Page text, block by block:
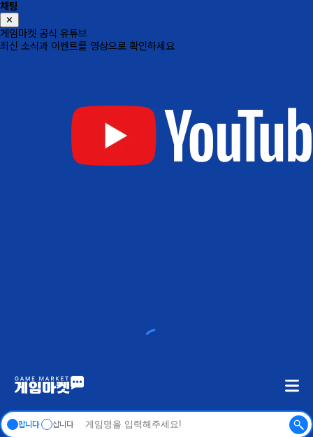
채팅
✕
게임마켓 공식 유튜브
최신 소식과 이벤트를 영상으로 확인하세요
팝니다 삽니다